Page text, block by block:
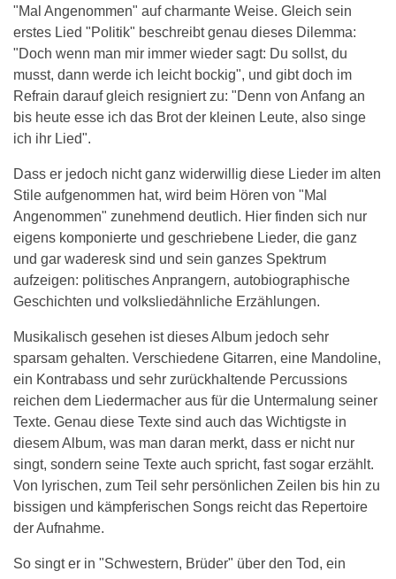
"Mal Angenommen" auf charmante Weise. Gleich sein
erstes Lied "Politik" beschreibt genau dieses Dilemma:
"Doch wenn man mir immer wieder sagt: Du sollst, du
musst, dann werde ich leicht bockig", und gibt doch im
Refrain darauf gleich resigniert zu: "Denn von Anfang an
bis heute esse ich das Brot der kleinen Leute, also singe
ich ihr Lied".
Dass er jedoch nicht ganz widerwillig diese Lieder im alten
Stile aufgenommen hat, wird beim Hören von "Mal
Angenommen" zunehmend deutlich. Hier finden sich nur
eigens komponierte und geschriebene Lieder, die ganz
und gar waderesk sind und sein ganzes Spektrum
aufzeigen: politisches Anprangern, autobiographische
Geschichten und volksliedähnliche Erzählungen.
Musikalisch gesehen ist dieses Album jedoch sehr
sparsam gehalten. Verschiedene Gitarren, eine Mandoline,
ein Kontrabass und sehr zurückhaltende Percussions
reichen dem Liedermacher aus für die Untermalung seiner
Texte. Genau diese Texte sind auch das Wichtigste in
diesem Album, was man daran merkt, dass er nicht nur
singt, sondern seine Texte auch spricht, fast sogar erzählt.
Von lyrischen, zum Teil sehr persönlichen Zeilen bis hin zu
bissigen und kämpferischen Songs reicht das Repertoire
der Aufnahme.
So singt er in "Schwestern, Brüder" über den Tod, ein